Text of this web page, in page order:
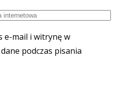
e-mail i witrynę w
podczas pisania